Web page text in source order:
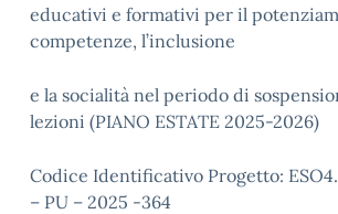
educativi e formativi per il
competenze, l’inclusione
e la socialità nel periodo di
lezioni (PIANO ESTATE 2025-2026)
Codice Identificativo Progetto:
– PU – 2025 -364